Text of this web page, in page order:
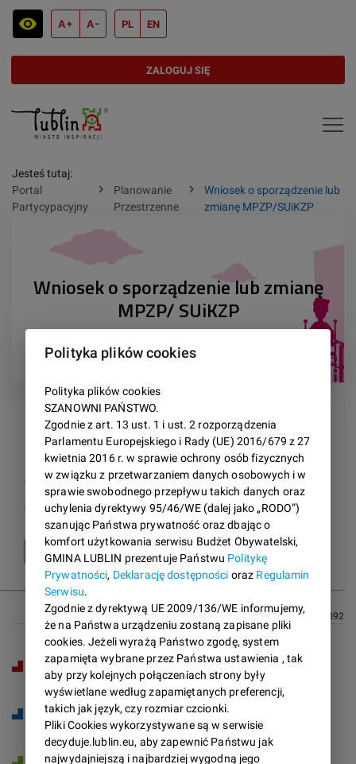
A+ A- PL EN
ZALOGUJ SIĘ
Jesteś tutaj:
Portal
Partycypacyjny
chevron_right
Planowanie
Przestrzenne
chevron_right
Wniosek o sporządzenie lub
zmianę MPZP/SUiKZP
Wniosek o sporządzenie lub zmianę
MPZP/ SUiKZP
Składanie wniosku
Wypełnij wniosek, aby podzielić się z nami
opinią:
WYPEŁNIJ WNIOSEK
Liczba odwiedzin strony: 3392
Portal Partycypacyjny
Budżet Obywatelski
Zielony Budżet
Polityka plików cookies
Polityka plików cookies
SZANOWNI PAŃSTWO.
Zgodnie z art. 13 ust. 1 i ust. 2 rozporządzenia
Parlamentu Europejskiego i Rady (UE) 2016/679 z 27
kwietnia 2016 r. w sprawie ochrony osób fizycznych
w związku z przetwarzaniem danych osobowych i w
sprawie swobodnego przepływu takich danych oraz
uchylenia dyrektywy 95/46/WE (dalej jako „RODO”)
szanując Państwa prywatność oraz dbając o
komfort użytkowania serwisu Budżet Obywatelski,
GMINA LUBLIN prezentuje Państwu Politykę
Prywatności, Deklarację dostępności oraz Regulamin
Serwisu.
Zgodnie z dyrektywą UE 2009/136/WE informujemy,
że na Państwa urządzeniu zostaną zapisane pliki
cookies. Jeżeli wyrażą Państwo zgodę, system
zapamięta wybrane przez Państwa ustawienia , tak
aby przy kolejnych połączeniach strony były
wyświetlane według zapamiętanych preferencji,
takich jak język, czy rozmiar czcionki.
Pliki Cookies wykorzystywane są w serwisie
decyduje.lublin.eu, aby zapewnić Państwu jak
najwydajniejszą i najbardziej wygodną jego